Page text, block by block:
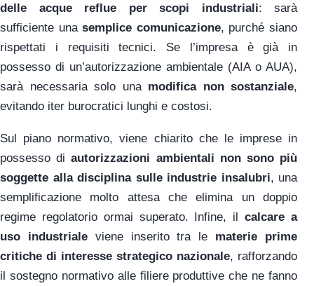
delle acque reflue per scopi industriali: sarà
sufficiente unasemplice comunicazione, purché siano
rispettati i requisiti tecnici. Se l’impresa è già in
possesso di un’autorizzazione ambientale (AIA o AUA),
sarà necessaria solo una modifica non sostanziale,
evitando iter burocratici lunghi e costosi.
Sul piano normativo, viene chiarito che le imprese in
possesso diautorizzazioni ambientali non sono più
soggette alla disciplina sulle industrie insalubri, una
semplificazione molto attesa che elimina un doppio
regime regolatorio ormai superato. Infine, ilcalcare a
uso industrialeviene inserito tra le materie prime
critiche di interesse strategico nazionale, rafforzando
il sostegno normativo alle filiere produttive che ne fanno